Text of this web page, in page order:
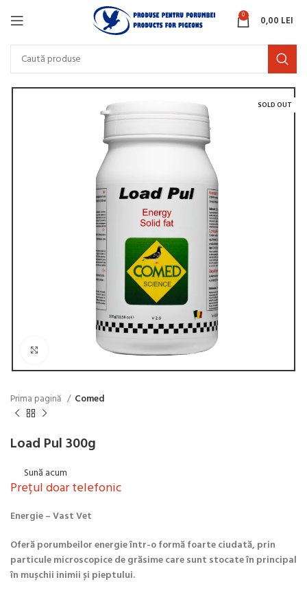
0 0,00 LEI
SOLD OUT
Click to enlarge
Prima pagină Comed
Load Pul 300g
Sună acum
Prețul doar telefonic
Energie – Vast Vet
Oferă porumbeilor energie într-o formă foarte ciudată, prin
particule microscopice de grăsime care sunt stocate în principal
în mușchii inimii și pieptului.